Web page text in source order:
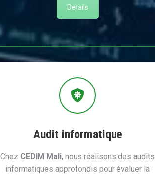
Details
Audit informatique
Chez CEDIM Mali, nous réalisons des audits
informatiques approfondis pour évaluer la